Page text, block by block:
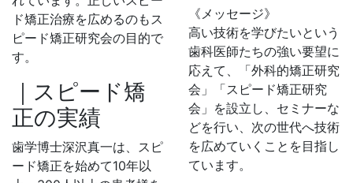
ド矯正治療を広めるのもス
ピード矯正研究会の目的で
す。
｜スピード矯
正の実績
歯学博士深沢真一は、スピ
ード矯正を始めて10年以
《メッセージ》
高い技術を学びたいという
歯科医師たちの強い要望に
応えて、「外科的矯正研究
会」「スピード矯正研究
会」を設立し、セミナーな
どを行い、次の世代へ技術
を広めていくことを目指し
ています。